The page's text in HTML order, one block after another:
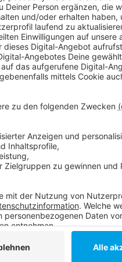
AD-Anfrage mitgeteilt.
statt. Außerdem wurde
Mit dem 9 Euro-
Stau an den Brückentagen